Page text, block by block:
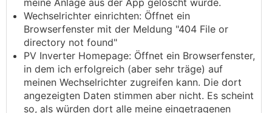
meine Anlage aus der App gelöscht wurde.
Wechselrichter einrichten: Öffnet ein
Browserfenster mit der Meldung "404 File or
directory not found"
PV Inverter Homepage: Öffnet ein Browserfenster,
in dem ich erfolgreich (aber sehr träge) auf
meinen Wechselrichter zugreifen kann. Die dort
angezeigten Daten stimmen aber nicht. Es scheint
so, als würden dort alle meine eingetragenen